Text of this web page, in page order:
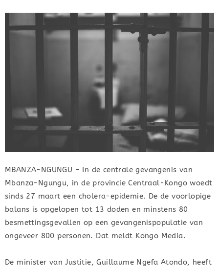
MBANZA-NGUNGU – In de centrale gevangenis van
Mbanza-Ngungu, in de provincie Centraal-Kongo woedt
sinds 27 maart een cholera-epidemie. De de voorlopige
balans is opgelopen tot 13 doden en minstens 80
besmettingsgevallen op een gevangenispopulatie van
ongeveer 800 personen. Dat meldt Kongo Media.
De minister van Justitie, Guillaume Ngefa Atondo, heeft